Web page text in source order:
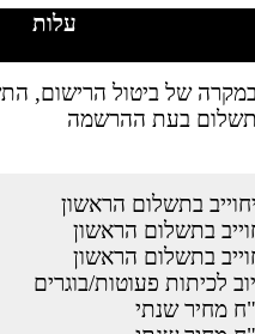
​עלות
של ביטול הרישום,